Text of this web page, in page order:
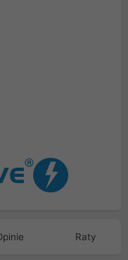
Raty